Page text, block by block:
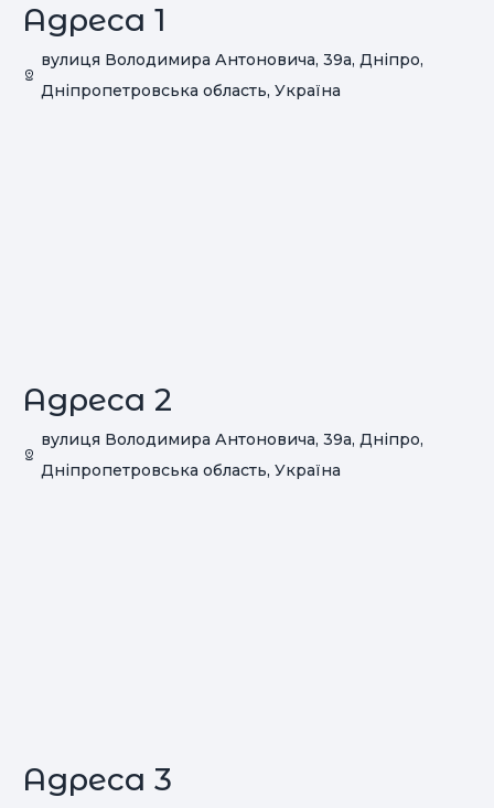
Адреса 1
вулиця Володимира Антоновича, 39a, Дніпро,
Дніпропетровська область, Україна
Адреса 2
вулиця Володимира Антоновича, 39a, Дніпро,
Дніпропетровська область, Україна
Адреса 3